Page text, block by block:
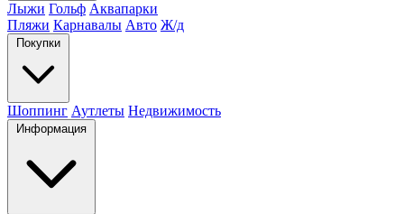
Лыжи Гольф Аквапарки
Пляжи Карнавалы Авто Ж/д
Покупки
Шоппинг Аутлеты Недвижимость
Информация